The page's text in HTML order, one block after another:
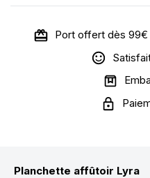
Port offert dès
Planchette affûtoir Lyra